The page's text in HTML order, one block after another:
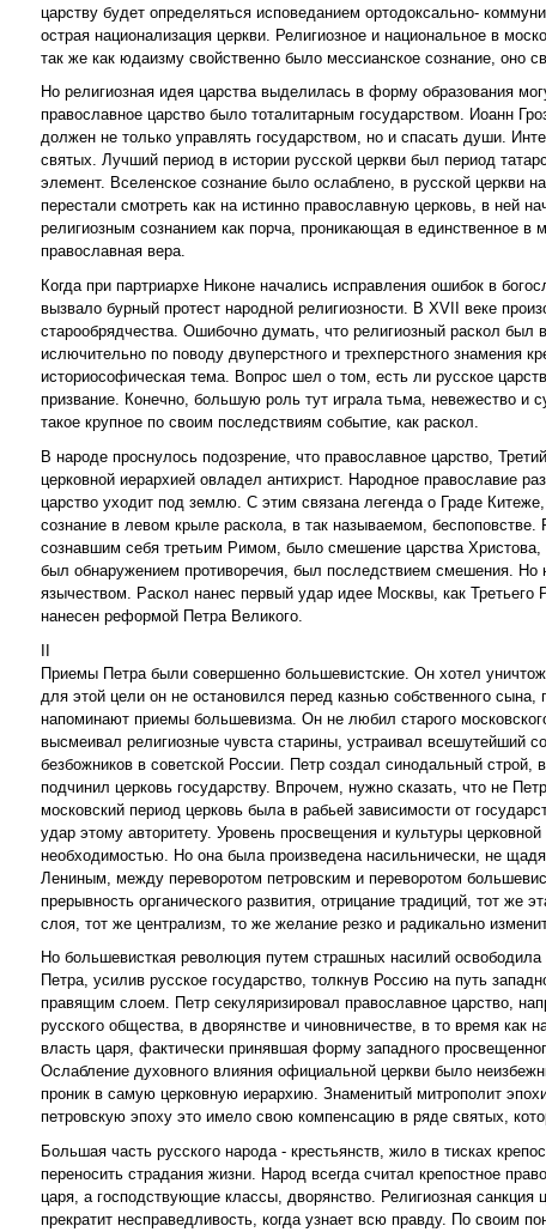
царству будет определяться исповеданием ортодоксально-
острая национализация церкви. Религиозное и национальное в
так же как юдаизму свойственно было мессианское сознание, оно
Но религиозная идея царства выделилась в форму образования
православное царство было тоталитарным государством. Иоанн
должен не только управлять государством, но и спасать души.
святых. Лучший период в истории русской церкви был период
элемент. Вселенское сознание было ослаблено, в русской церкви
перестали смотреть как на истинно православную церковь, в ней
религиозным сознанием как порча, проникающая в единственное в
православная вера.
Когда при партриархе Никоне начались исправления ошибок в
вызвало бурный протест народной религиозности. В XVII веке
старообрядчества. Ошибочно думать, что религиозный раскол
ислючительно по поводу двуперстного и трехперстного знамения
историософическая тема. Вопрос шел о том, есть ли русское
призвание. Конечно, большую роль тут играла тьма, невежество и
такое крупное по своим последствиям событие, как раскол.
В народе проснулось подозрение, что православное царство,
церковной иерархией овладел антихрист. Народное православие
царство уходит под землю. С этим связана легенда о Граде
сознание в левом крыле раскола, в так называемом,
сознавшим себя третьим Римом, было смешение царства
был обнаружением противоречия, был последствием смешения.
язычеством. Раскол нанес первый удар идее Москвы, как Третьего
нанесен реформой Петра Великого.
II
Приемы Петра были совершенно большевистские. Он хотел
для этой цели он не остановился перед казнью собственного
напоминают приемы большевизма. Он не любил старого
высмеивал религиозные чувста старины, устраивал всешутейший
безбожников в советской России. Петр создал синодальный строй,
подчинил церковь государству. Впрочем, нужно сказать, что не
московский период церковь была в рабьей зависимости от
удар этому авторитету. Уровень просвещения и культуры
необходимостью. Но она была произведена насильнически, не
Лениным, между переворотом петровским и переворотом
прерывность органического развития, отрицание традиций, тот же
слоя, тот же централизм, то же желание резко и радикально
Но большевисткая революция путем страшных насилий
Петра, усилив русское государство, толкнув Россию на путь
правящим слоем. Петр секуляризировал православное царство,
русского общества, в дворянстве и чиновничестве, в то время
власть царя, фактически принявшая форму западного
Ослабление духовного влияния официальной церкви было
проник в самую церковную иерархию. Знаменитый митрополит
петровскую эпоху это имело свою компенсацию в ряде святых,
Большая часть русского народа - крестьянств, жило в тисках
переносить страдания жизни. Народ всегда считал крепостное
царя, а господствующие классы, дворянство. Религиозная
прекратит несправедливость, когда узнает всю правду. По своим